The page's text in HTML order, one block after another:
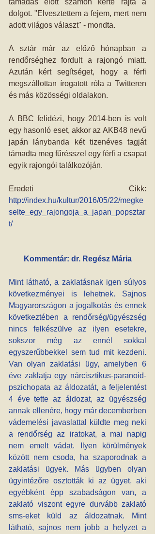
támadás előtt számon kérte rajta a
dolgot. "Elvesztettem a fejem, mert nem
adott világos választ" - mondta.
A sztár már az előző hónapban a
rendőrséghez fordult a rajongó miatt.
Azután kért segítséget, hogy a férfi
megszállottan írogatott róla a Twitteren
és más közösségi oldalakon.
A BBC felidézi, hogy 2014-ben is volt
egy hasonló eset, akkor az AKB48 nevű
japán lánybanda két tizenéves tagját
támadta meg fűrésszel egy férfi a csapat
egyik rajongói találkozóján.
http://index.hu/kultur/2016/05/22/megke
selte_egy_rajongoja_a_japan_popsztar
t/
Kommentár: dr. Regész Mária
Mint látható, a zaklatásnak igen súlyos
következményei is lehetnek. Sajnos
Magyarországon a jogalkotás és ennek
következtében a rendőrség/ügyészség
nincs felkészülve az ilyen esetekre,
sokszor még az ennél sokkal
egyszerűbbekkel sem tud mit kezdeni.
Van olyan zaklatási ügy, amelyben 6
éve zaklatja egy nárcisztikus-paranoid-
pszichopata az áldozatát, a feljelentést
4 éve tette az áldozat, az ügyészség
annak ellenére, hogy már decemberben
vádemelési javaslattal küldte meg neki
a rendőrség az iratokat, a mai napig
nem emelt vádat. Ilyen körülmények
között nem csoda, ha szaporodnak a
zaklatási ügyek. Más ügyben olyan
ügyintézőre osztották ki az ügyet, aki
egyébként épp szabadságon van, a
zaklató viszont egyre durvább zaklató
sms-eket küld az áldozatnak. Mint
látható, sajnos nem jobb a helyzet a